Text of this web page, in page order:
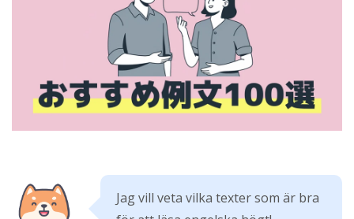
Jag vill veta vilka texter som är bra